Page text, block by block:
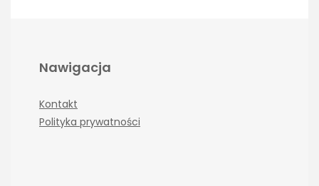
Nawigacja
Kontakt
Polityka prywatności